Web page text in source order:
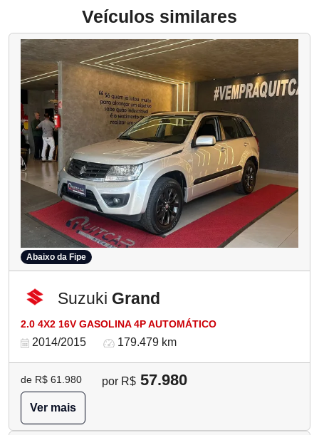
Veículos similares
Abaixo da Fipe
Suzuki Grand
2.0 4X2 16V GASOLINA 4P AUTOMÁTICO
2014/2015 179.479 km
de R$ 61.980 por R$ 57.980
Ver mais